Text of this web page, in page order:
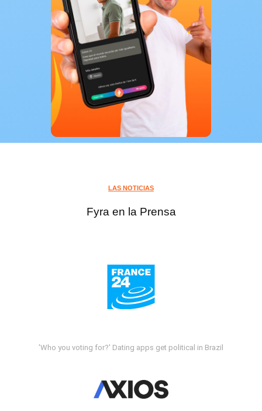
LAS NOTICIAS
Fyra en la Prensa
'Who you voting for?' Dating apps get political in Brazil